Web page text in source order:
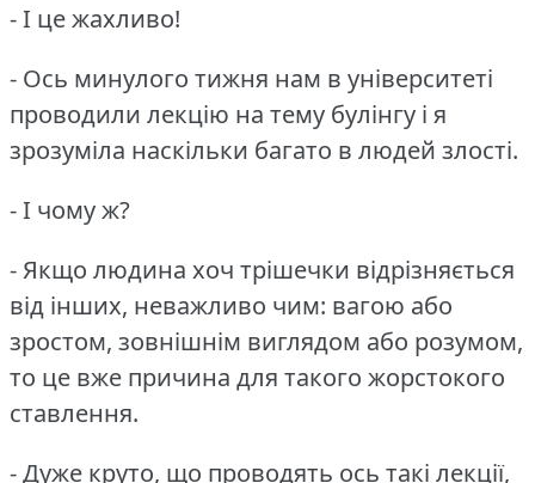
- І це жахливо!
- Ось минулого тижня нам в університеті
проводили лекцію на тему булінгу і я
зрозуміла наскільки багато в людей злості.
- І чому ж?
- Якщо людина хоч трішечки відрізняється
від інших, неважливо чим: вагою або
зростом, зовнішнім виглядом або розумом,
то це вже причина для такого жорстокого
ставлення.
- Дуже круто, що проводять ось такі лекції,